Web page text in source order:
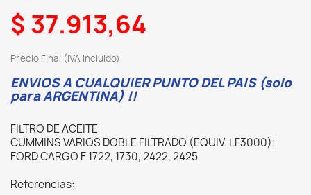
$ 37.913,64
Precio Final (IVA incluido)
ENVIOS A CUALQUIER PUNTO DEL PAIS (solo
para ARGENTINA) !!
FILTRO DE ACEITE
CUMMINS VARIOS DOBLE FILTRADO (EQUIV. LF3000);
FORD CARGO F 1722, 1730, 2422, 2425
Referencias: